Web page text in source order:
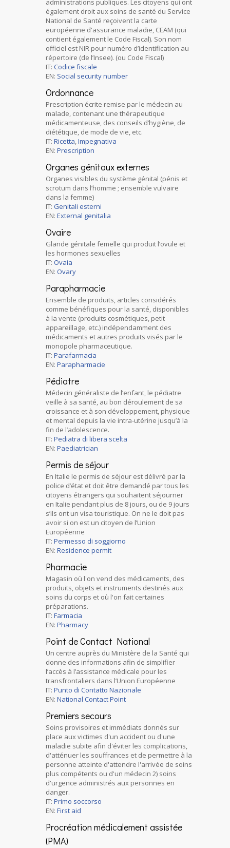
administrations publiques. Les citoyens qui ont
également droit aux soins de santé du Service
National de Santé reçoivent la carte
européenne d'assurance maladie, CEAM (qui
contient également le Code Fiscal). Son nom
officiel est NIR pour numéro d’identification au
répertoire (de l’Insee). (ou Code Fiscal)
IT: Codice fiscale
EN: Social security number
Ordonnance
Prescription écrite remise par le médecin au
malade, contenant une thérapeutique
médicamenteuse, des conseils d’hygiène, de
diététique, de mode de vie, etc.
IT: Ricetta,Impegnativa
EN: Prescription
Organes génitaux externes
Organes visibles du système génital (pénis et
scrotum dans l’homme ; ensemble vulvaire
dans la femme)
IT: Genitali esterni
EN: External genitalia
Ovaire
Glande génitale femelle qui produit l’ovule et
les hormones sexuelles
IT: Ovaia
EN: Ovary
Parapharmacie
Ensemble de produits, articles considérés
comme bénéfiques pour la santé, disponibles
à la vente (produits cosmétiques, petit
appareillage, etc.) indépendamment des
médicaments et autres produits visés par le
monopole pharmaceutique.
IT: Parafarmacia
EN: Parapharmacie
Pédiatre
Médecin généraliste de l’enfant, le pédiatre
veille à sa santé, au bon déroulement de sa
croissance et à son développement, physique
et mental depuis la vie intra-utérine jusqu’à la
fin de l’adolescence.
IT: Pediatra di libera scelta
EN: Paediatrician
Permis de séjour
En Italie le permis de séjour est délivré par la
police d’état et doit être demandé par tous les
citoyens étrangers qui souhaitent séjourner
en Italie pendant plus de 8 jours, ou de 9 jours
s’ils ont un visa touristique. On ne le doit pas
avoir si on est un citoyen de l’Union
Européenne
IT: Permesso di soggiorno
EN: Residence permit
Pharmacie
Magasin où l'on vend des médicaments, des
produits, objets et instruments destinés aux
soins du corps et où l'on fait certaines
préparations.
IT: Farmacia
EN: Pharmacy
Point de Contact National
Un centre auprès du Ministère de la Santé qui
donne des informations afin de simplifier
l’accès à l’assistance médicale pour les
transfrontaliers dans l’Union Européenne
IT: Punto di Contatto Nazionale
EN: National Contact Point
Premiers secours
Soins provisoires et immédiats donnés sur
place aux victimes d'un accident ou d'une
maladie subite afin d'éviter les complications,
d'atténuer les souffrances et de permettre à la
personne atteinte d'attendre l'arrivée de soins
plus compétents ou d'un médecin 2) soins
d'urgence administrés aux personnes en
danger.
IT: Primo soccorso
EN: First aid
Procréation médicalement assistée
(PMA)